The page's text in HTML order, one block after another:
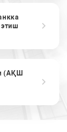
(АҚШ